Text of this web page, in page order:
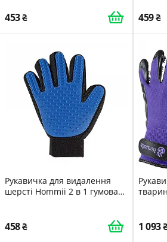
453 459
Рукавичка для видалення
шерсті Hommii 2 в 1 гумова
458 1 093